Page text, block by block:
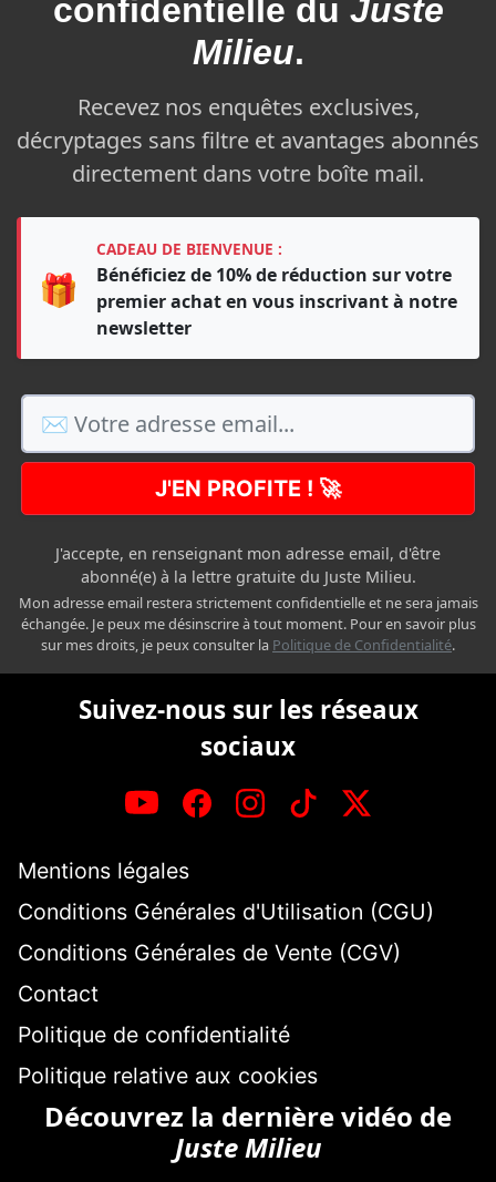
confidentielle du Juste
Milieu.
Recevez nos enquêtes exclusives,
décryptages sans filtre et avantages abonnés
directement dans votre boîte mail.
🎁
CADEAU DE BIENVENUE :
Bénéficiez de 10% de réduction sur votre
premier achat en vous inscrivant à notre
newsletter
J'EN PROFITE ! 🚀
J'accepte, en renseignant mon adresse email, d'être
abonné(e) à la lettre gratuite du Juste Milieu.
Mon adresse email restera strictement confidentielle et ne sera jamais
échangée. Je peux me désinscrire à tout moment. Pour en savoir plus
sur mes droits, je peux consulter la Politique de Confidentialité.
Suivez-nous sur les réseaux
sociaux
Mentions légales
Conditions Générales d'Utilisation (CGU)
Conditions Générales de Vente (CGV)
Contact
Politique de confidentialité
Politique relative aux cookies
Découvrez la dernière vidéo de
Juste Milieu